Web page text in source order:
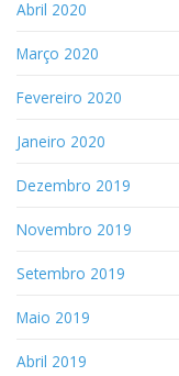
Abril 2020
Março 2020
Fevereiro 2020
Janeiro 2020
Dezembro 2019
Novembro 2019
Setembro 2019
Maio 2019
Abril 2019